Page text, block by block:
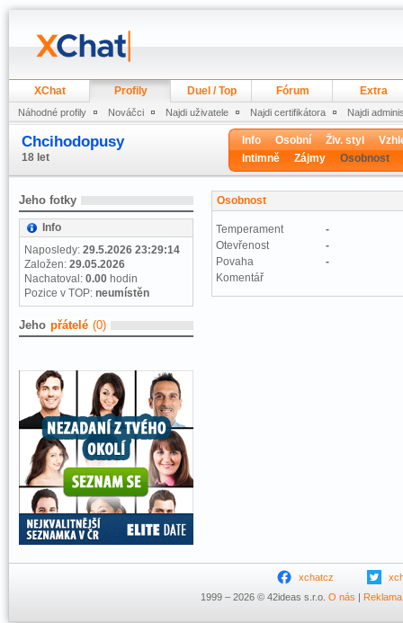
XChat Profily Duel / Top Fórum Extra
Náhodné profily Nováčci Najdi uživatele Najdi certifikátora Najdi
Chcihodopusy
18 let
Info Osobní Živ. styl
Intimně
Zájmy Osobnost
Jeho fotky
Info
Naposledy: 29.5.2026 23:29:14
Založen: 29.05.2026
Nachatoval: 0.00 hodin
Pozice v TOP: neumístěn
Jeho přátelé (0)
Osobnost
Temperament
-
Otevřenost
-
Povaha
-
Komentář
xchatcz
1999 – 2026 © 42ideas s.r.o. O nás | Reklama